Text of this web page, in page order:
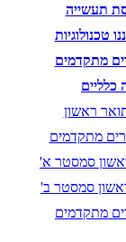
תעשייה
טכנולוגיות
מתקדמים
כלליים
ראשון
מתקדמים
סמסטר א'
סמסטר ב'
מתקדמים